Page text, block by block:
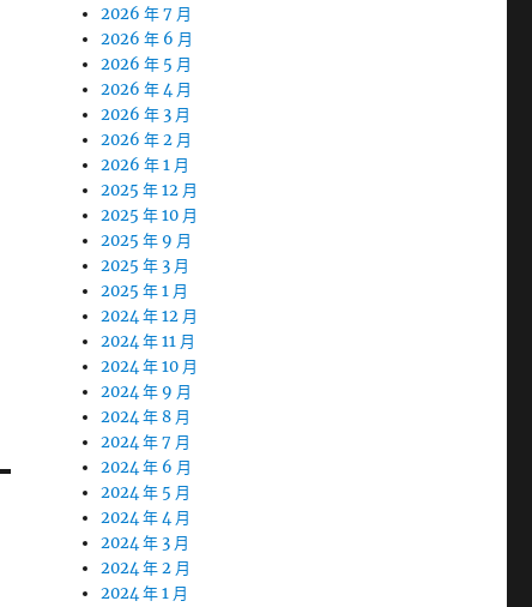
2026 年 7 月
2026 年 6 月
2026 年 5 月
2026 年 4 月
2026 年 3 月
2026 年 2 月
2026 年 1 月
2025 年 12 月
2025 年 10 月
2025 年 9 月
2025 年 3 月
2025 年 1 月
2024 年 12 月
2024 年 11 月
2024 年 10 月
2024 年 9 月
2024 年 8 月
2024 年 7 月
2024 年 6 月
2024 年 5 月
2024 年 4 月
2024 年 3 月
2024 年 2 月
2024 年 1 月